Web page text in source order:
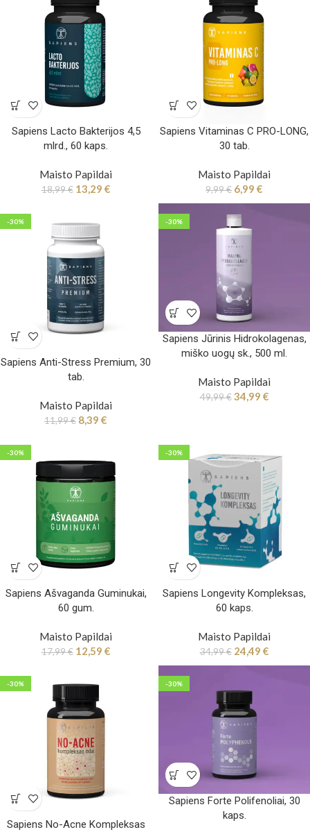
Sapiens Lacto Bakterijos 4,5
mlrd., 60 kaps.
Maisto Papildai
18,99€ 13,29 €
Sapiens Vitaminas C PRO-LONG,
30 tab.
Maisto Papildai
9,99€ 6,99 €
-30%
Sapiens Anti-Stress Premium, 30
tab.
Maisto Papildai
11,99€ 8,39 €
-30%
Sapiens Jūrinis Hidrokolagenas,
miško uogų sk., 500 ml.
Maisto Papildai
49,99€ 34,99 €
-30%
Sapiens Ašvaganda Guminukai,
60 gum.
Maisto Papildai
17,99€ 12,59 €
-30%
Sapiens Longevity Kompleksas,
60 kaps.
Maisto Papildai
34,99€ 24,49 €
-30%
Sapiens No-Acne Kompleksas
-30%
Sapiens Forte Polifenoliai, 30
kaps.